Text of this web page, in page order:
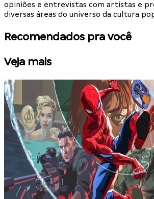
opiniões e entrevistas com artistas e
diversas áreas do universo da cultura
Recomendados pra você
Veja mais